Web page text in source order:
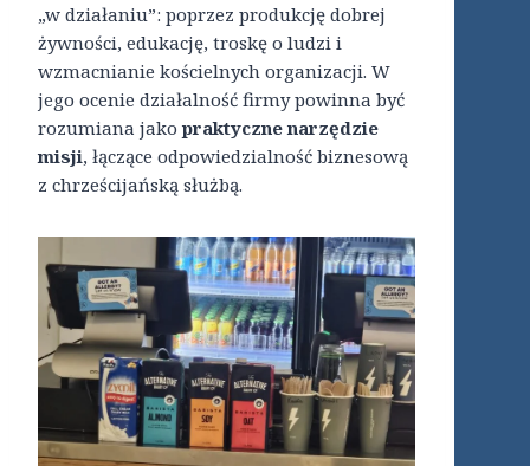
„w działaniu”: poprzez produkcję dobrej
żywności, edukację, troskę o ludzi i
wzmacnianie kościelnych organizacji. W
jego ocenie działalność firmy powinna być
rozumiana jako praktyczne narzędzie
misji, łączące odpowiedzialność biznesową
z chrześcijańską służbą.